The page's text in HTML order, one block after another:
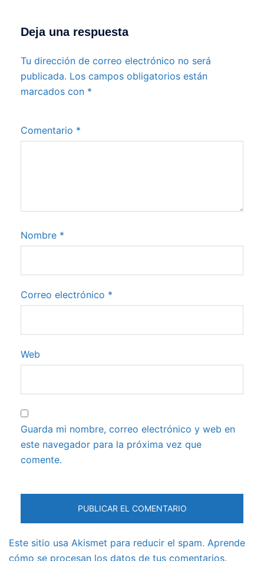
Deja una respuesta
Tu dirección de correo electrónico no será
publicada. Los campos obligatorios están
marcados con *
Comentario *
Nombre *
Correo electrónico *
Web
Guarda mi nombre, correo electrónico y web en
este navegador para la próxima vez que
comente.
Este sitio usa Akismet para reducir el spam. Aprende
cómo se procesan los datos de tus comentarios.